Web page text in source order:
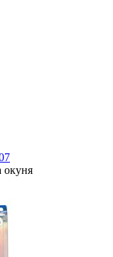
окуня